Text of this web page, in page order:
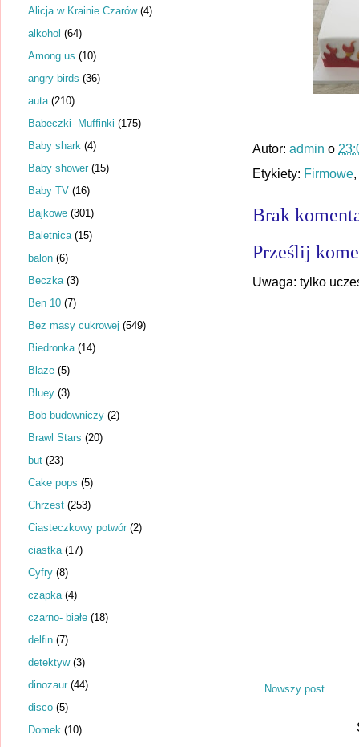
Autor: admin o
Etykiety: Firmowe,
Brak
Prześlij
Uwaga: tylko
Nowszy post
Alicja w Krainie Czarów (4)
alkohol (64)
Among us (10)
angry birds (36)
auta (210)
Babeczki- Muffinki (175)
Baby shark (4)
Baby shower (15)
Baby TV (16)
Bajkowe (301)
Baletnica (15)
balon (6)
Beczka (3)
Ben 10 (7)
Bez masy cukrowej (549)
Biedronka (14)
Blaze (5)
Bluey (3)
Bob budowniczy (2)
Brawl Stars (20)
but (23)
Cake pops (5)
Chrzest (253)
Ciasteczkowy potwór (2)
ciastka (17)
Cyfry (8)
czapka (4)
czarno- białe (18)
delfin (7)
detektyw (3)
dinozaur (44)
disco (5)
Domek (10)